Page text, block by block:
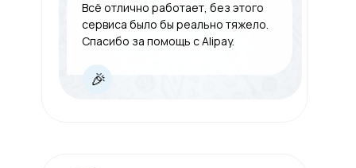
Всё отлично работает, без этого
сервиса было бы реально тяжело.
Спасибо за помощь с Alipay.
🎉